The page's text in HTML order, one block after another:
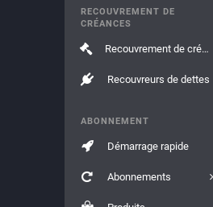
RECOUVREMENT DE
CRÉANCES
Recouvrement de créances
Recouvreurs de dettes
ABONNEMENT
Démarrage rapide
Abonnements